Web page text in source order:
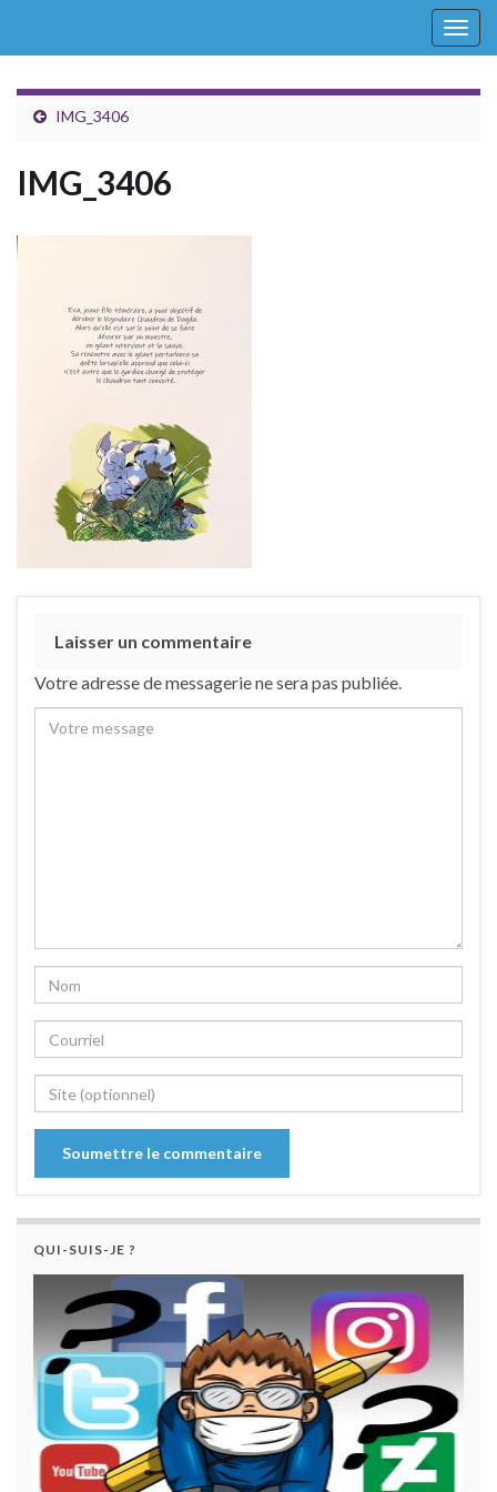
IMG_3406
IMG_3406
Laisser un commentaire
Votre adresse de messagerie ne sera pas publiée.
QUI-SUIS-JE ?